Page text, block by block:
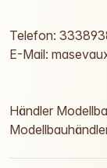
Telefon:
E-Mail:
Händler